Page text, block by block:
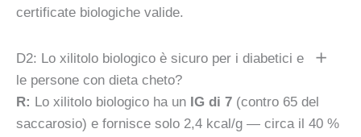
certificate biologiche valide.
D2: Lo xilitolo biologico è sicuro per i diabetici e
le persone con dieta cheto?
R: Lo xilitolo biologico ha un IG di 7 (contro 65 del
saccarosio) e fornisce solo 2,4 kcal/g — circa il 40 %